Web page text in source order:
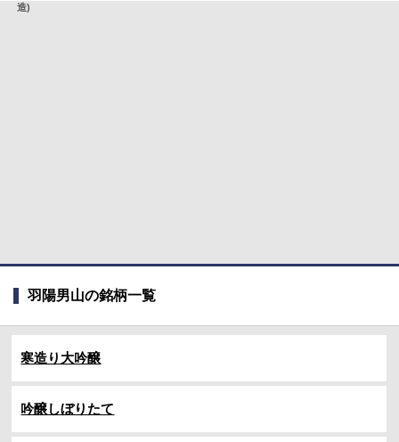
造)
羽陽男山の銘柄一覧
寒造り大吟醸
吟醸しぼりたて